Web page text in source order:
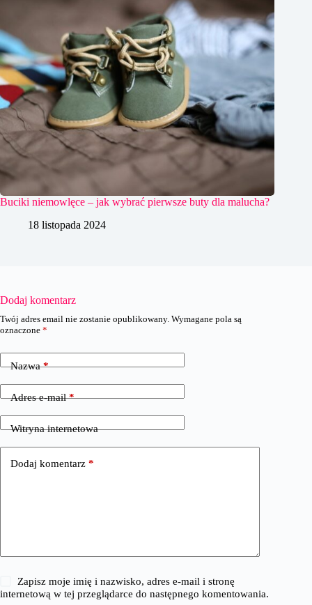
Buciki niemowlęce – jak wybrać pierwsze buty dla malucha?
18 listopada 2024
Dodaj komentarz
Twój adres email nie zostanie opublikowany. Wymagane pola są
oznaczone *
Nazwa*
Adres e-mail*
Witryna internetowa
Dodaj komentarz *
Zapisz moje imię i nazwisko, adres e-mail i stronę
internetową w tej przeglądarce do następnego komentowania.